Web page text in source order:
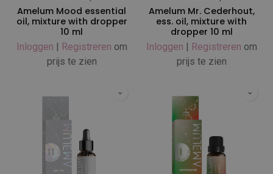
Amelum Mood essential
oil, mixture with dropper
10 ml
Inloggen | Registreren om
prijs te zien
Amelum Mr. Cederhout,
ess. oil, mixture with
dropper 10 ml
Inloggen | Registreren om
prijs te zien